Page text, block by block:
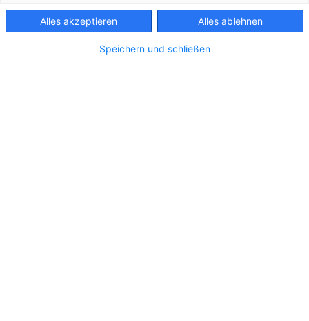
Alles akzeptieren Alles ablehnen
Speichern und schließen